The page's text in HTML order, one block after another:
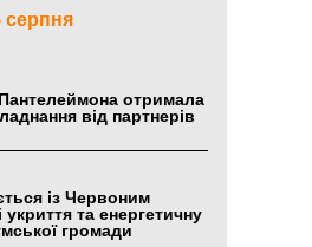
серпня
отримала
від партнерів
із Червоним
та енергетичну
громади